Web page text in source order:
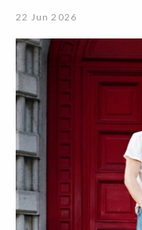
22 Jun 2026